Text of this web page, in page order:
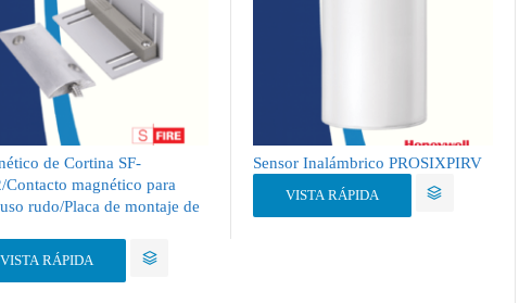
de Cortina SF-
Contacto magnético para
rudo/Placa de montaje de
VISTA RÁPIDA
Sensor Inalámbrico PROSIXPIRV
VISTA RÁPIDA